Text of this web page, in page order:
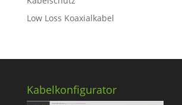
Low Loss Koaxialkabel
Kabelkonfigurator